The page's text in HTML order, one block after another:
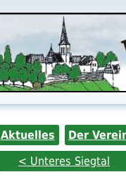
Aktuelles
Der
< Unteres Siegtal